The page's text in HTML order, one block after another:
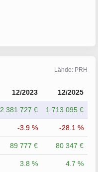
Lähde: PRH
12/2023 12/2025
2 381 727 € 1 713 095 €
-3.9 % -28.1 %
89 777 € 80 347 €
3.8 % 4.7 %